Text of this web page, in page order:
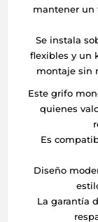
mantener un
Se instala
flexibles y un
montaje sin
Este grifo
quienes
Es
Diseño
La garantía